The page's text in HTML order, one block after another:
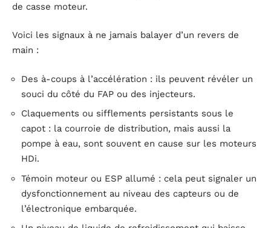
de casse moteur.
Voici les signaux à ne jamais balayer d’un revers de
main :
Des à-coups à l’accélération : ils peuvent révéler un
souci du côté du FAP ou des injecteurs.
Claquements ou sifflements persistants sous le
capot : la courroie de distribution, mais aussi la
pompe à eau, sont souvent en cause sur les moteurs
HDi.
Témoin moteur ou ESP allumé : cela peut signaler un
dysfonctionnement au niveau des capteurs ou de
l’électronique embarquée.